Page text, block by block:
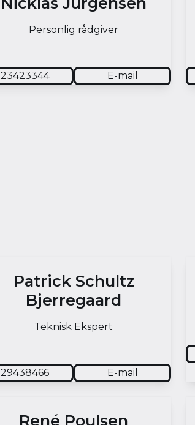
Personlig rådgiver
23423344 E-mail
Patrick Schultz
Bjerregaard
Teknisk Ekspert
29438466 E-mail
René Poulsen